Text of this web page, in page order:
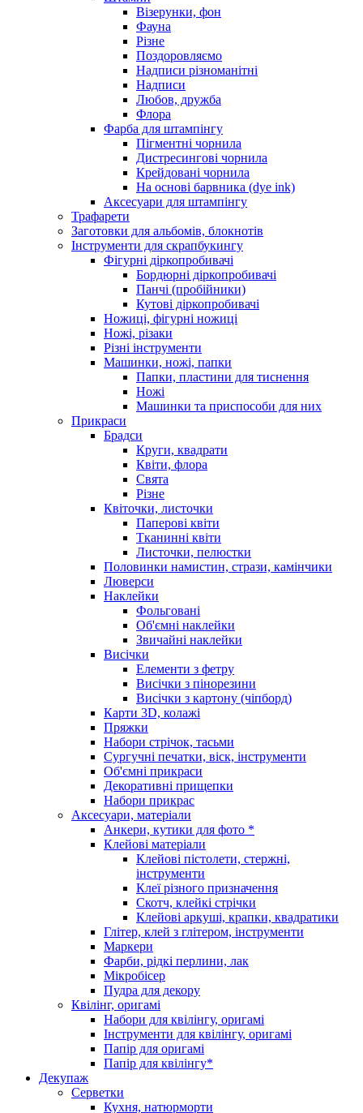
Візерунки, фон
Фауна
Різне
Поздоровляємо
Надписи різноманітні
Надписи
Любов, дружба
Флора
Фарба для штампінгу
Пігментні чорнила
Дистресингові чорнила
Крейдовані чорнила
На основі барвника (dye ink)
Аксесуари для штампінгу
Трафарети
Заготовки для альбомів, блокнотів
Інструменти для скрапбукингу
Фігурні діркопробивачі
Бордюрні діркопробивачі
Панчі (пробійники)
Кутові діркопробивачі
Ножиці, фігурні ножиці
Ножі, різаки
Різні інструменти
Машинки, ножі, папки
Папки, пластини для тиснення
Ножі
Машинки та приспособи для них
Прикраси
Брадси
Круги, квадрати
Квіти, флора
Свята
Різне
Квіточки, листочки
Паперові квіти
Тканинні квіти
Листочки, пелюстки
Половинки намистин, стрази, камінчики
Люверси
Наклейки
Фольговані
Об'ємні наклейки
Звичайні наклейки
Висічки
Елементи з фетру
Висічки з пінорезини
Висічки з картону (чіпборд)
Карти 3D, колажі
Пряжки
Набори стрічок, тасьми
Сургучні печатки, віск, інструменти
Об'ємні прикраси
Декоративні прищепки
Набори прикрас
Аксесуари, матеріали
Анкери, кутики для фото *
Клейові матеріали
Клейові пістолети, стержні,
інструменти
Клеї різного призначення
Скотч, клейкі стрічки
Клейові аркуші, крапки, квадратики
Глітер, клей з глітером, інструменти
Маркери
Фарби, рідкі перлини, лак
Мікробісер
Пудра для декору
Квілінг, оригамі
Набори для квілінгу, оригамі
Інструменти для квілінгу, оригамі
Папір для оригамі
Папір для квілінгу*
Декупаж
Серветки
Кухня, натюрморти